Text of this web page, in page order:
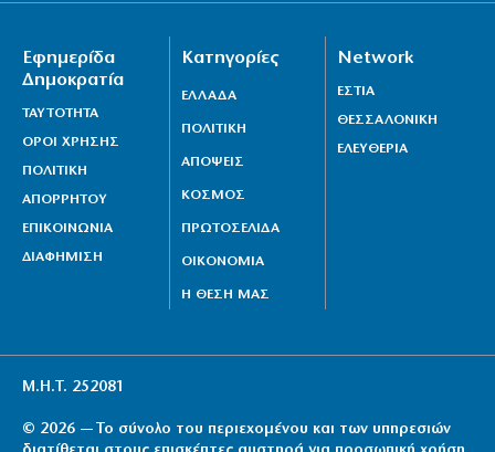
Εφημερίδα
Δημοκρατία
ΤΑΥΤΟΤΗΤΑ
ΟΡΟΙ ΧΡΗΣΗΣ
ΠΟΛΙΤΙΚΗ
ΑΠΟΡΡΗΤΟΥ
ΕΠΙΚΟΙΝΩΝΙΑ
ΔΙΑΦΗΜΙΣΗ
Κατηγορίες
ΕΛΛΑΔΑ
ΠΟΛΙΤΙΚΗ
ΑΠΟΨΕΙΣ
ΚΟΣΜΟΣ
ΠΡΩΤΟΣΕΛΙΔΑ
ΟΙΚΟΝΟΜΙΑ
Η ΘΕΣΗ ΜΑΣ
Network
ΕΣΤΙΑ
ΘΕΣΣΑΛΟΝΙΚΗ
ΕΛΕΥΘΕΡΙΑ
Μ.Η.Τ. 252081
© 2026 — Το σύνολο του περιεχομένου και των υπηρεσιών